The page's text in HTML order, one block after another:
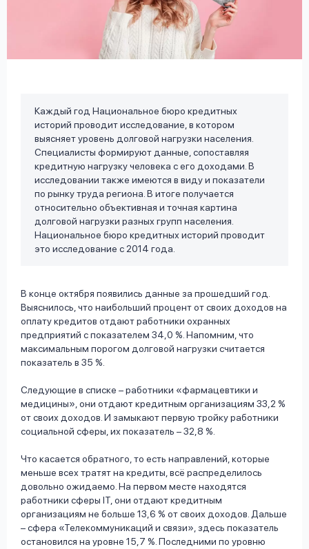
Каждый год Национальное бюро кредитных
историй проводит исследование, в котором
выясняет уровень долговой нагрузки населения.
Специалисты формируют данные, сопоставляя
кредитную нагрузку человека с его доходами. В
исследовании также имеются в виду и показатели
по рынку труда региона. В итоге получается
относительно объективная и точная картина
долговой нагрузки разных групп населения.
Национальное бюро кредитных историй проводит
это исследование с 2014 года.
В конце октября появились данные за прошедший год.
Выяснилось, что наибольший процент от своих доходов на
оплату кредитов отдают работники охранных
предприятий с показателем 34,0 %. Напомним, что
максимальным порогом долговой нагрузки считается
показатель в 35 %.
Следующие в списке – работники «фармацевтики и
медицины», они отдают кредитным организациям 33,2 %
от своих доходов. И замыкают первую тройку работники
социальной сферы, их показатель – 32,8 %.
Что касается обратного, то есть направлений, которые
меньше всех тратят на кредиты, всё распределилось
довольно ожидаемо. На первом месте находятся
работники сферы IT, они отдают кредитным
организациям не больше 13,6 % от своих доходов. Дальше
– сфера «Телекоммуникаций и связи», здесь показатель
остановился на уровне 15,7 %. Последними по уровню
Оформить заявку
Войти под другим номером
Ответы
на
вопросы